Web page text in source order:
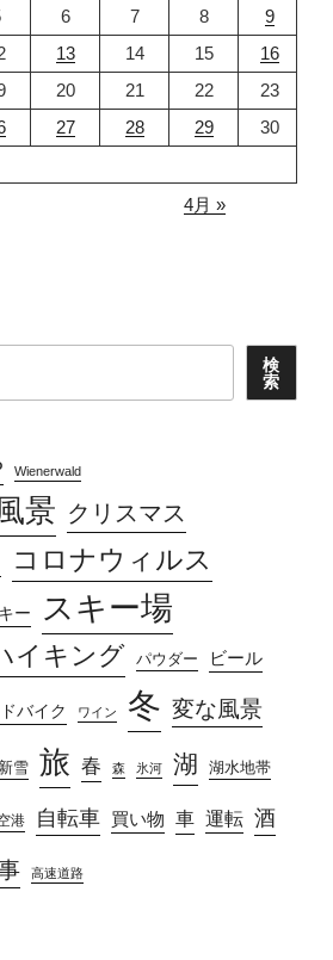
6 7 8
9
13 14 15
16
20 21 22
23
27 28 29
30
4月 »
検
索
Wienerwald
景 クリスマス
コロナウィルス
ー スキー場
イキング パウダー ビール
バイク ワイン 冬 変な風景
新雪 旅 春 森 氷河 湖 湖水地帯
港 自転車 買い物 車 運転 酒
高速道路